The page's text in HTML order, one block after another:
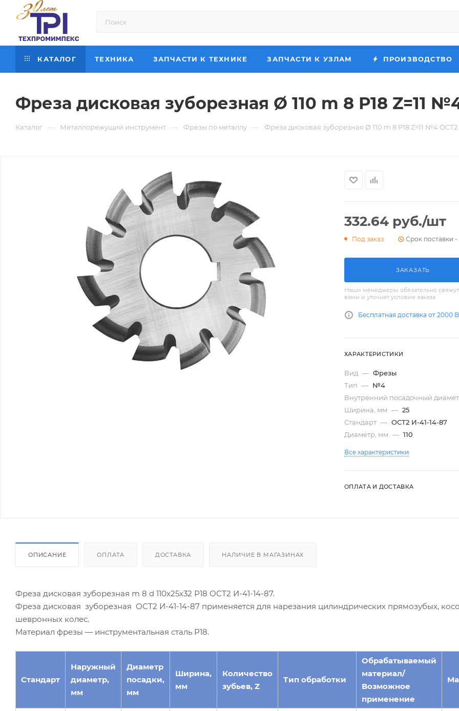
КАТАЛОГ ТЕХНИКА ЗАПЧАСТИ К ТЕХНИКЕ ЗАПЧАСТИ К УЗЛАМ ПРОИЗВОДСТВО
Фреза дисковая зуборезная Ø 110 m 8 Р18 Z=11
Каталог — Металлорежущий инструмент — Фрезы по металлу — Фреза дисковая зуборезная Ø 110 m 8 Р18 Z=11 №4 ОСТ2
332.64 руб./шт
Под заказ Срок поставки -
ЗАКАЗАТЬ
Наши менеджеры обязательно
вами и уточнят условия заказа
Бесплатная доставка от 2000
ХАРАКТЕРИСТИКИ
Вид — Фрезы
Тип — №4
Внутренний посадочный
Ширина, мм — 25
Стандарт — ОСТ2 И-41-14-87
Диаметр, мм — 110
Все характеристики
ОПЛАТА И ДОСТАВКА
ОПИСАНИЕ ОПЛАТА ДОСТАВКА НАЛИЧИЕ В МАГАЗИНАХ
Фреза дисковая зуборезная m 8 d 110х25х32 Р18 ОСТ2 И-41-14-87.
Фреза дисковая зуборезная ОСТ2 И-41-14-87 применяется для нарезания цилиндрических прямозубых,
шевронных колес.
Материал фрезы — инструментальная сталь Р18.
Стандарт
Наружный
диаметр,
мм
Диаметр
посадки,
мм
Ширина,
мм
Количество
зубьев, Z
Тип обработки
Обрабатываемый
материал/
Возможное
применение